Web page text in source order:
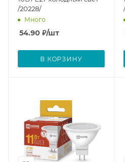
/20228/
Много
54.90 ₽/шт
В КОРЗИНУ